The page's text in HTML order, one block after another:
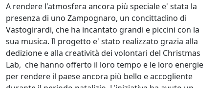
A rendere l'atmosfera ancora più speciale e' stata la
presenza di uno Zampognaro, un concittadino di
Vastogirardi, che ha incantato grandi e piccini con la
sua musica. Il progetto e' stato realizzato grazia alla
dedizione e alla creatività dei volontari del Christmas
Lab, che hanno offerto il loro tempo e le loro energie
per rendere il paese ancora più bello e accogliente